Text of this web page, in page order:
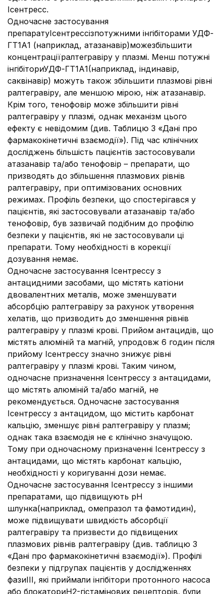
Ісентресс.
Одночасне застосування
препаратуІсентрессізпотужними інгібіторами УДФ-
ГТ1А1 (наприклад, атазанавір)можезбільшити
концентраціїралтегравіру у плазмі. Менш потужні
інгібіториУДФ-ГТ1А1(наприклад, індинавір,
саквінавір) можуть також збільшити плазмові рівні
ралтегравіру, але меншою мірою, ніж атазанавір.
Крім того, тенофовір може збільшити рівні
ралтегравіру у плазмі, однак механізм цього
ефекту є невідомим (див. Таблицю 3 «Дані про
фармакокінетичні взаємодії»). Під час клінічних
досліджень більшість пацієнтів застосовували
атазанавір та/або тенофовір – препарати, що
призводять до збільшення плазмових рівнів
ралтегравіру, при оптимізованих основних
режимах. Профіль безпеки, що спостерігався у
пацієнтів, які застосовували атазанавір та/або
тенофовір, був зазвичай подібним до профілю
безпеки у пацієнтів, які не застосовували ці
препарати. Тому необхідності в корекції
дозування немає.
Одночасне застосування Ісентрессу з
антацидними засобами, що містять катіони
двовалентних металів, може зменшувати
абсорбцію ралтегравіру за рахунок утворення
хелатів, що призводить до зменшення рівнів
ралтегравіру у плазмі крові. Прийом антацидів, що
містять алюміній та магній, упродовж 6 годин після
прийому Ісентрессу значно знижує рівні
ралтегравіру у плазмі крові. Таким чином,
одночасне призначення Ісентрессу з антацидами,
що містять алюміній та/або магній, не
рекомендується. Одночасне застосування
Ісентрессу з антацидом, що містить карбонат
кальцію, зменшує рівні ралтегравіру у плазмі;
однак така взаємодія не є клінічно значущою.
Тому при одночасному призначенні Ісентрессу з
антацидами, що містять карбонат кальцію,
необхідності у коригуванні дози немає.
Одночасне застосування Ісентрессу з іншими
препаратами, що підвищують рН
шлунка(наприклад, омепразол та фамотидин),
може підвищувати швидкість абсорбції
ралтегравіру та призвести до підвищених
плазмових рівнів ралтегравіру (див. таблицю 3
«Дані про фармакокінетичні взаємодії»). Профілі
безпеки у підгрупах пацієнтів у дослідженнях
фазиIII, які приймали інгібітори протонного насоса
або блокаториH2-гістамінових рецепторів, були